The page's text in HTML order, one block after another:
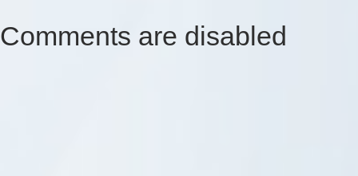
Comments are disabled